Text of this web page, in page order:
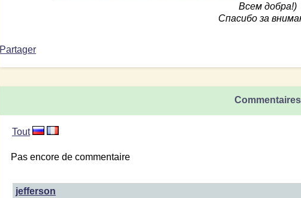
Всем добра!)
Спасибо за
Partager
Commentaires
Tout
Pas encore de commentaire
jefferson